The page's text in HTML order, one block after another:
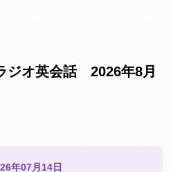
オ英会話 2026年8月
年07月14日